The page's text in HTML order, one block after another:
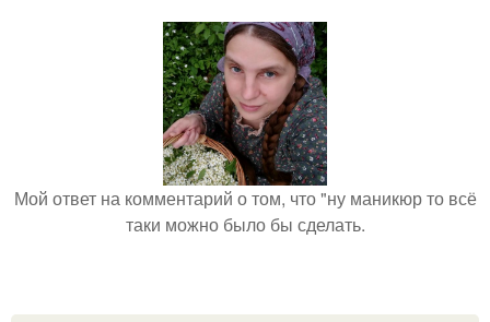
Мой ответ на комментарий о том, что "ну маникюр то всё
таки можно было бы сделать.